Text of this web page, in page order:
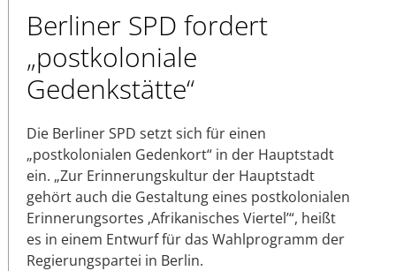
Berliner SPD fordert
„postkoloniale
Gedenkstätte“
Die Berliner SPD setzt sich für einen
„postkolonialen Gedenkort“ in der Hauptstadt
ein. „Zur Erinnerungskultur der Hauptstadt
gehört auch die Gestaltung eines postkolonialen
Erinnerungsortes ‚Afrikanisches Viertel’“, heißt
es in einem Entwurf für das Wahlprogramm der
Regierungspartei in Berlin.